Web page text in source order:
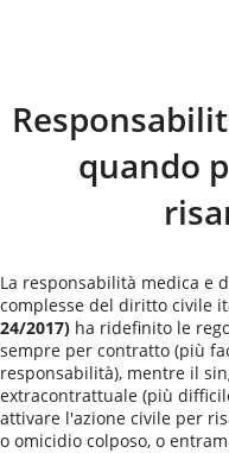
quando
La responsabilità medica e
complesse del diritto civile
24/2017) ha ridefinito le
sempre per contratto (più
responsabilità), mentre il
extracontrattuale (più
attivare l'azione civile per
o omicidio colposo, o